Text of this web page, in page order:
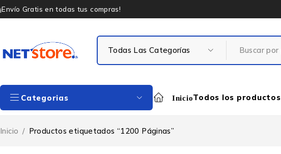
¡Envío Gratis en todas tus compras!
Categorias InicioTodos los productos
Inicio / Productos etiquetados “1200 Páginas”